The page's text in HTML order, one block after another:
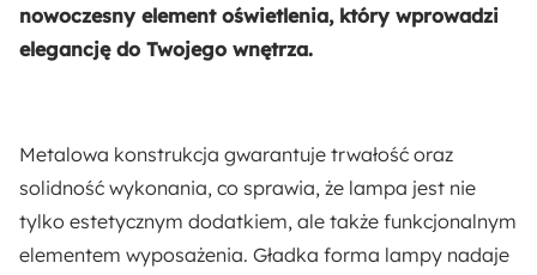
LED:
Tak
12.2 cm
Żarówka w zestawie:
nowoczesny element oświetlenia, który wprowadzi
elegancję do Twojego wnętrza.
Metalowa konstrukcja gwarantuje trwałość oraz
solidność wykonania, co sprawia, że lampa jest nie
tylko estetycznym dodatkiem, ale także funkcjonalnym
elementem wyposażenia. Gładka forma lampy nadaje